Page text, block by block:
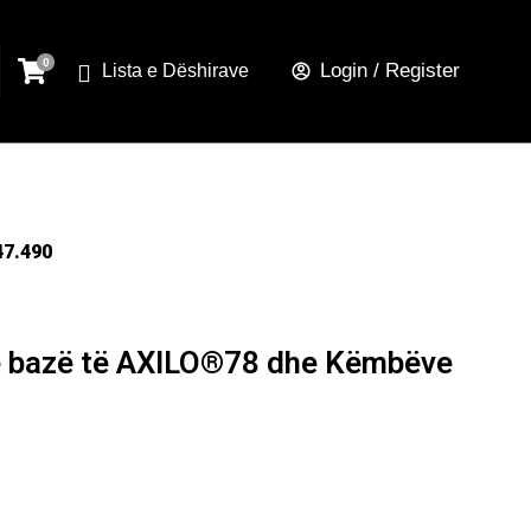
Lista e Dëshirave Login / Register
të AXILO®78 dhe Këmbëve